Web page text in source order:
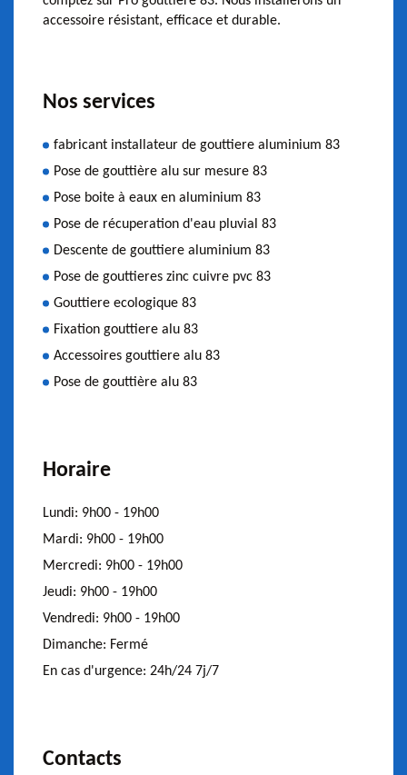
accessoire résistant, efficace et durable.
Nos services
fabricant installateur de gouttiere aluminium 83
Pose de gouttière alu sur mesure 83
Pose boite à eaux en aluminium 83
Pose de récuperation d'eau pluvial 83
Descente de gouttiere aluminium 83
Pose de gouttieres zinc cuivre pvc 83
Gouttiere ecologique 83
Fixation gouttiere alu 83
Accessoires gouttiere alu 83
Pose de gouttière alu 83
Horaire
Lundi: 9h00 - 19h00
Mardi: 9h00 - 19h00
Mercredi: 9h00 - 19h00
Jeudi: 9h00 - 19h00
Vendredi: 9h00 - 19h00
Dimanche: Fermé
En cas d'urgence: 24h/24 7j/7
Contacts